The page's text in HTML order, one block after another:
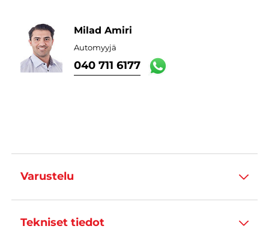
Milad Amiri
Automyyjä
040 711 6177
Varustelu
Tekniset tiedot